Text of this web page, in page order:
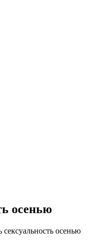
осенью
сексуальность осенью